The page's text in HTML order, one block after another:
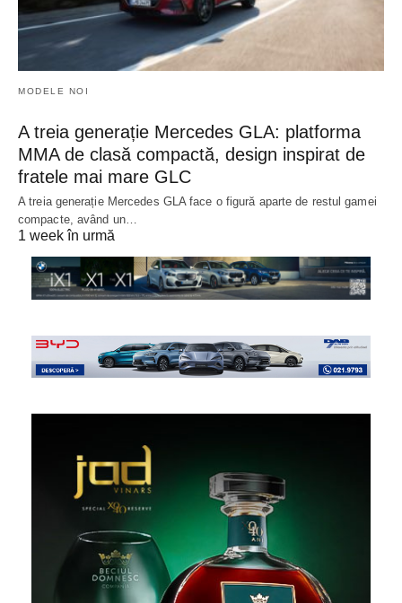
MODELE NOI
A treia generație Mercedes GLA: platforma
MMA de clasă compactă, design inspirat de
fratele mai mare GLC
A treia generație Mercedes GLA face o figură aparte de restul gamei
compacte, având un…
1 week în urmă